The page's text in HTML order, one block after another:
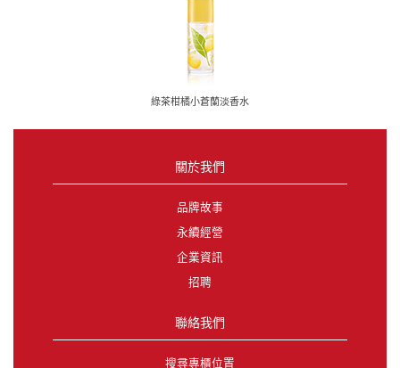
綠茶柑橘小蒼蘭淡香水
關於我們
品牌故事
永續經營
企業資訊
招聘
聯絡我們
搜尋專櫃位置